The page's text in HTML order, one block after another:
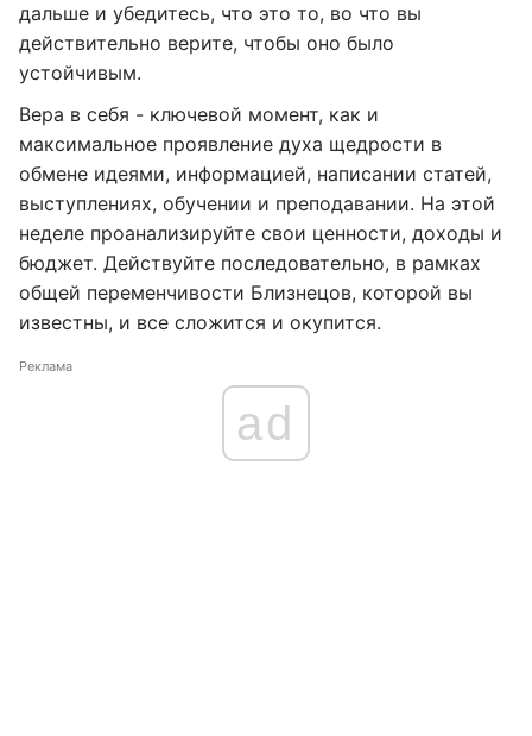
дальше и убедитесь, что это то, во что вы
действительно верите, чтобы оно было
устойчивым.
Вера в себя - ключевой момент, как и
максимальное проявление духа щедрости в
обмене идеями, информацией, написании статей,
выступлениях, обучении и преподавании. На этой
неделе проанализируйте свои ценности, доходы и
бюджет. Действуйте последовательно, в рамках
общей переменчивости Близнецов, которой вы
известны, и все сложится и окупится.
Реклама
ad